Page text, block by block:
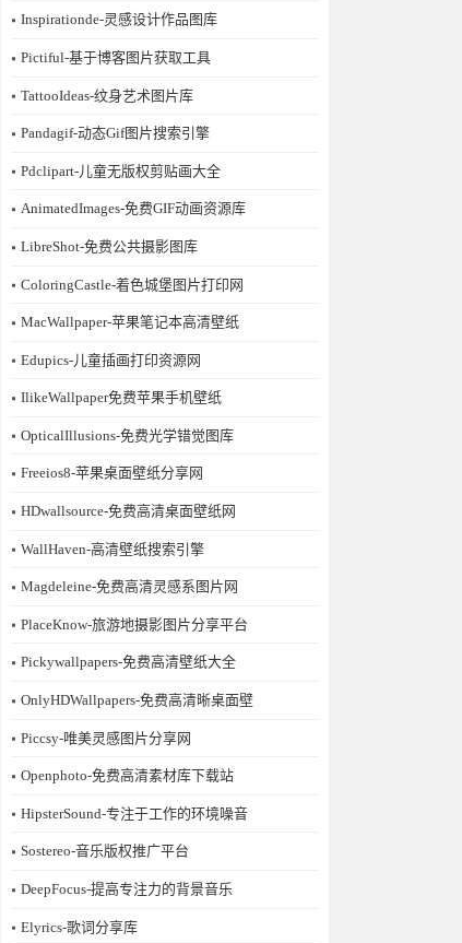
Inspirationde-灵感设计作品图库
Pictiful-基于博客图片获取工具
TattooIdeas-纹身艺术图片库
Pandagif-动态Gif图片搜索引擎
Pdclipart-儿童无版权剪贴画大全
AnimatedImages-免费GIF动画资源库
LibreShot-免费公共摄影图库
ColoringCastle-着色城堡图片打印网
MacWallpaper-苹果笔记本高清壁纸
Edupics-儿童插画打印资源网
IlikeWallpaper免费苹果手机壁纸
OpticalIllusions-免费光学错觉图库
Freeios8-苹果桌面壁纸分享网
HDwallsource-免费高清桌面壁纸网
WallHaven-高清壁纸搜索引擎
Magdeleine-免费高清灵感系图片网
PlaceKnow-旅游地摄影图片分享平台
Pickywallpapers-免费高清壁纸大全
OnlyHDWallpapers-免费高清晰桌面壁
Piccsy-唯美灵感图片分享网
Openphoto-免费高清素材库下载站
HipsterSound-专注于工作的环境噪音
Sostereo-音乐版权推广平台
DeepFocus-提高专注力的背景音乐
Elyrics-歌词分享库